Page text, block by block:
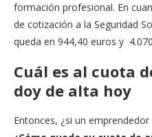
formación profesional. En
de cotización a la Seguridad
queda en 944,40 euros y
Cuál es al cuota
doy de alta hoy
Entonces, ¿si un